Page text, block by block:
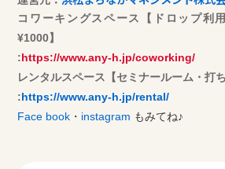
コワーキングスペース【ドロップ利
¥1000】
:https://www.any-h.jp/coworking/
レンタルスペース【セミナールーム・打
:https://www.any-h.jp/rental/
Face book ・ instagram もみてね♪